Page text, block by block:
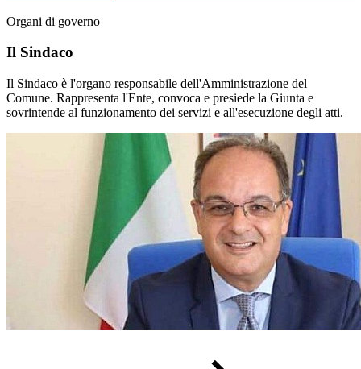
Organi di governo
Il Sindaco
Il Sindaco è l'organo responsabile dell'Amministrazione del
Comune. Rappresenta l'Ente, convoca e presiede la Giunta e
sovrintende al funzionamento dei servizi e all'esecuzione degli atti.